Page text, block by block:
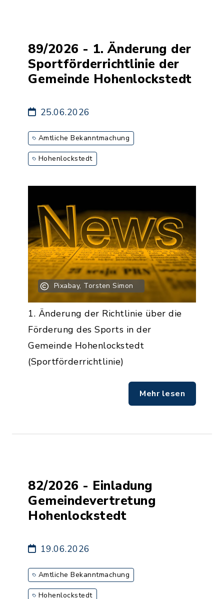
89/2026 - 1. Änderung der
Sportförderrichtlinie der
Gemeinde Hohenlockstedt
25.06.2026
Amtliche Bekanntmachung
Hohenlockstedt
Pixabay, Torsten Simon
1. Änderung der Richtlinie über die
Förderung des Sports in der
Gemeinde Hohenlockstedt
(Sportförderrichtlinie)
Mehr lesen
82/2026 - Einladung
Gemeindevertretung
Hohenlockstedt
19.06.2026
Amtliche Bekanntmachung
Hohenlockstedt